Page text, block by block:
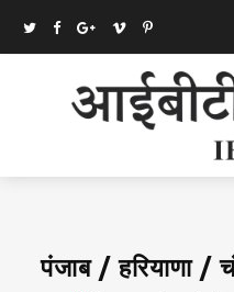
पंजाब / हरियाणा /